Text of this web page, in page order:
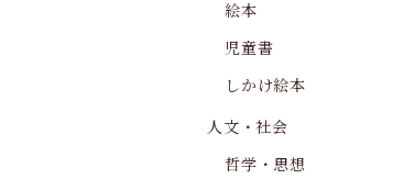
絵本
児童書
しかけ絵本
人文・社会
哲学・思想